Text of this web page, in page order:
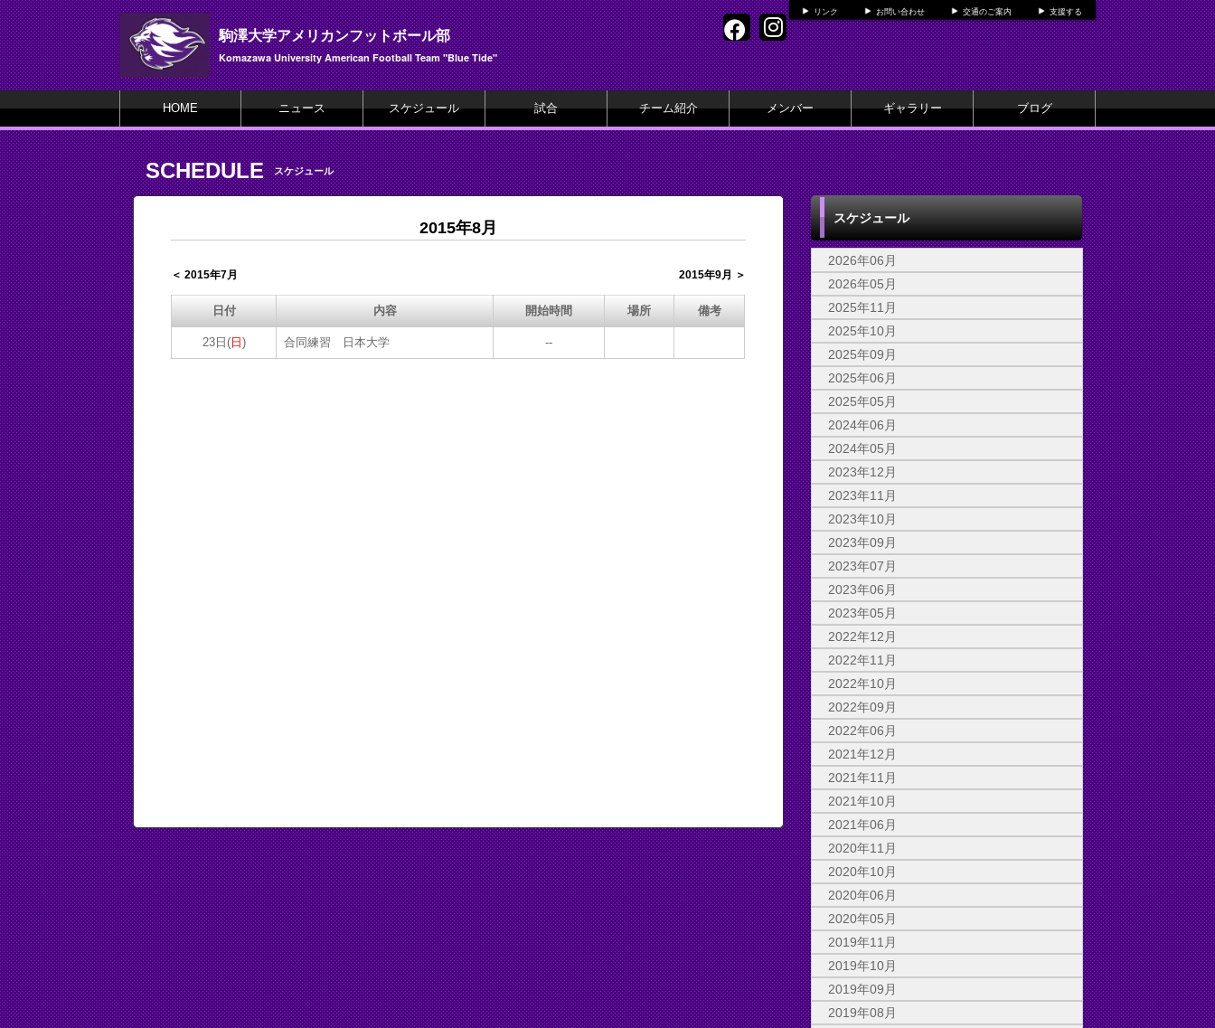
リンク お問い合わせ 交通のご案内 支援する
駒澤大学アメリカンフットボール部
Komazawa University American Football Team "Blue Tide"
HOME ニュース スケジュール 試合 チーム紹介 メンバー ギャラリー ブログ
SCHEDULE スケジュール
2015年8月
＜ 2015年7月 2015年9月 ＞
日付 内容 開始時間 場所 備考
23日(日 ) 合同練習 日本大学 --
スケジュール
2026年06月
2026年05月
2025年11月
2025年10月
2025年09月
2025年06月
2025年05月
2024年06月
2024年05月
2023年12月
2023年11月
2023年10月
2023年09月
2023年07月
2023年06月
2023年05月
2022年12月
2022年11月
2022年10月
2022年09月
2022年06月
2021年12月
2021年11月
2021年10月
2021年06月
2020年11月
2020年10月
2020年06月
2020年05月
2019年11月
2019年10月
2019年09月
2019年08月